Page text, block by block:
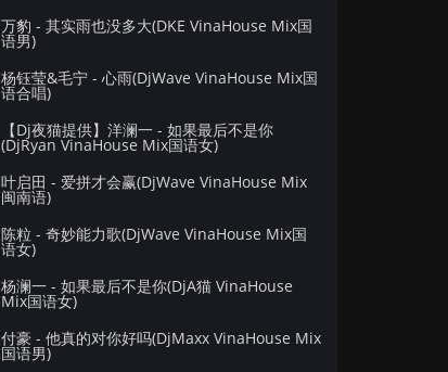
万豹 - 其实雨也没多大(DKE VinaHouse Mix国
语男)
杨钰莹&毛宁 - 心雨(DjWave VinaHouse Mix国
语合唱)
【Dj夜猫提供】洋澜一 - 如果最后不是你
(DjRyan VinaHouse Mix国语女)
叶启田 - 爱拼才会赢(DjWave VinaHouse Mix
闽南语)
陈粒 - 奇妙能力歌(DjWave VinaHouse Mix国
语女)
杨澜一 - 如果最后不是你(DjA猫 VinaHouse
Mix国语女)
付豪 - 他真的对你好吗(DjMaxx VinaHouse Mix
国语男)